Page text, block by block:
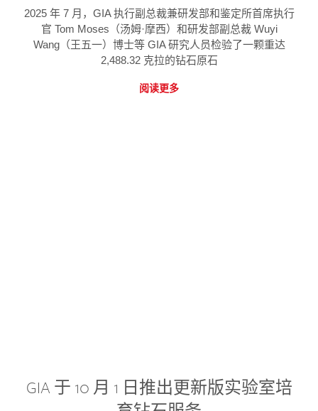
2025 年 7 月，GIA 执行副总裁兼研发部和鉴定所首席执行
官 Tom Moses（汤姆·摩西）和研发部副总裁 Wuyi
Wang（王五一）博士等 GIA 研究人员检验了一颗重达
2,488.32 克拉的钻石原石
阅读更多
GIA 于 10 月 1 日推出更新版实验室培